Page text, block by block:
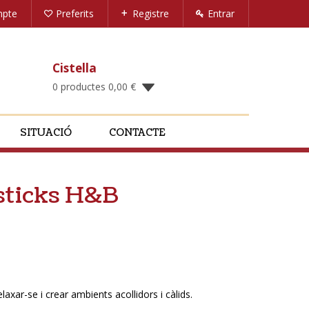
Preferits Registre Entrar
Cistella
0 productes 0,00 €
SITUACIÓ CONTACTE
H&B
se i crear ambients acollidors i càlids.